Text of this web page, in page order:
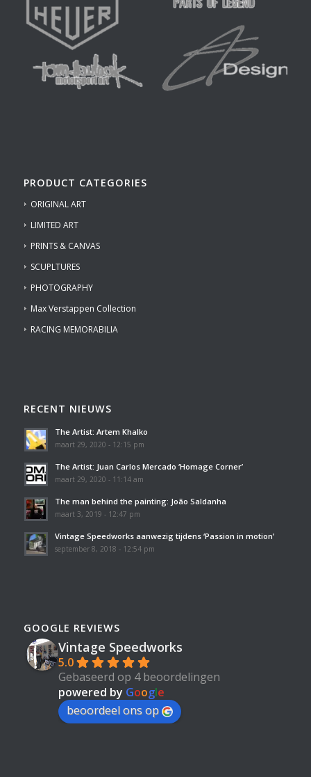
PRODUCT CATEGORIES
ORIGINAL ART
LIMITED ART
PRINTS & CANVAS
SCUPLTURES
PHOTOGRAPHY
Max Verstappen Collection
RACING MEMORABILIA
RECENT NIEUWS
The Artist: Artem Khalko
maart 29, 2020 - 12:15 pm
The Artist: Juan Carlos Mercado ‘Homage Corner’
maart 29, 2020 - 11:14 am
The man behind the painting: João Saldanha
maart 3, 2019 - 12:47 pm
Vintage Speedworks aanwezig tijdens ‘Passion in motion’
september 8, 2018 - 12:54 pm
GOOGLE REVIEWS
Vintage Speedworks
5.0
Gebaseerd op 4 beoordelingen
powered by Google
beoordeel ons op